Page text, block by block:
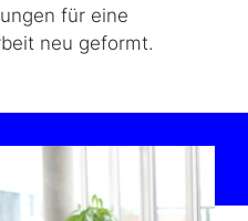
für eine
neu geformt.